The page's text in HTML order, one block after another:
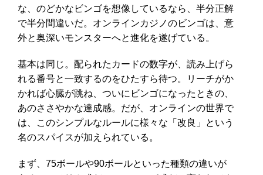
な、のどかなビンゴを想像しているなら、半分正解
で半分間違いだ。オンラインカジノのビンゴは、意
外と奥深いモンスターへと進化を遂げている。
基本は同じ。配られたカードの数字が、読み上げら
れる番号と一致するのをひたすら待つ。リーチがか
かれば心臓が跳ね、ついにビンゴになったときの、
あのささやかな達成感。だが、オンラインの世界で
は、このシンプルなルールに様々な「改良」という
名のスパイスが加えられている。
まず、75ボールや90ボールといった種類の違いが